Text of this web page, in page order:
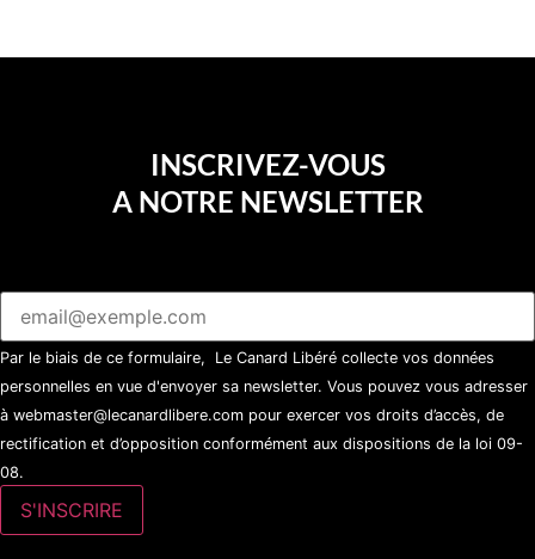
INSCRIVEZ-VOUS
A NOTRE NEWSLETTER
Par le biais de ce formulaire, Le Canard Libéré collecte vos données
personnelles en vue d'envoyer sa newsletter. Vous pouvez vous adresser
à webmaster@lecanardlibere.com pour exercer vos droits d’accès, de
rectification et d’opposition conformément aux dispositions de la loi 09-
08.